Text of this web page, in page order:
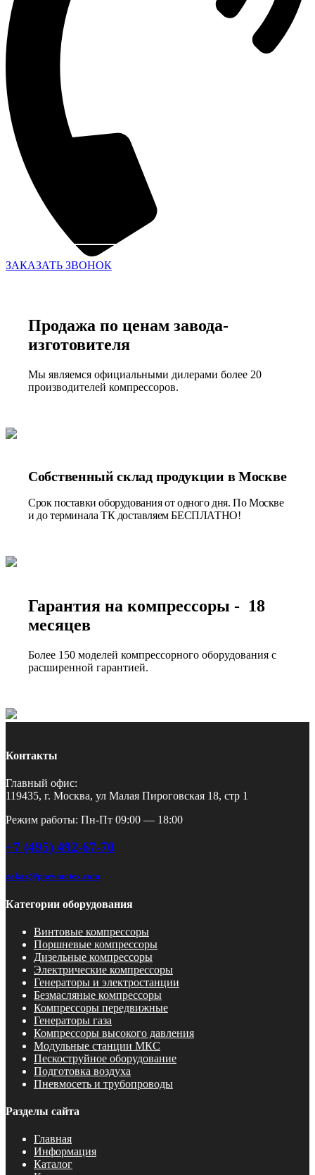
ЗАКАЗАТЬ ЗВОНОК
Продажа по ценам завода-
изготовителя
Мы являемся официальными дилерами более 20
производителей компрессоров.
Собственный склад продукции в Москве
Срок поставки оборудования от одного дня. По Москве
и до терминала ТК доставляем БЕСПЛАТНО!
Гарантия на компрессоры - 18
месяцев
Более 150 моделей компрессорного оборудования с
расширенной гарантией.
Контакты
Главный офис:
119435, г. Москва, ул Малая Пироговская 18, стр 1
Режим работы: Пн-Пт 09:00 — 18:00
+7 (495) 492-67-70
zakaz@pnevmotex.com
Категории оборудования
Винтовые компрессоры
Поршневые компрессоры
Дизельные компрессоры
Электрические компрессоры
Генераторы и электростанции
Безмасляные компрессоры
Компрессоры передвижные
Генераторы газа
Компрессоры высокого давления
Модульные станции МКС
Пескоструйное оборудование
Подготовка воздуха
Пневмосеть и трубопроводы
Разделы сайта
Главная
Информация
Каталог